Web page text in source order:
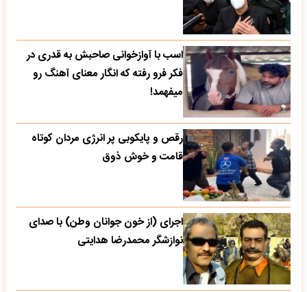
اسب با آوازخوانی صاحبش به قدری در
فکر فرو رفته که انگار معنای آهنگ رو
میفهمد!
رقص و پایکوبی پر انرژی مردان کوتاه
قامت و خوش ذوق
اجرای (از خون جوانان وطن) با صدای
نوازشگر محمدرضا هدایتی